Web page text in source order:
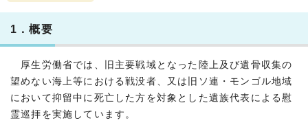
1．概要
厚生労働省では、旧主要戦域となった陸上及び遺骨収集の
望めない海上等における戦没者、又は旧ソ連・モンゴル地域
において抑留中に死亡した方を対象とした遺族代表による慰
霊巡拝を実施しています。